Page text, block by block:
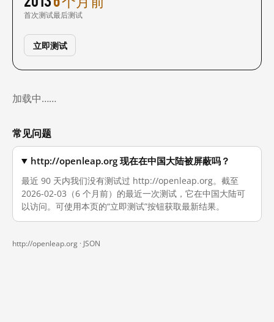
首次测试最后测试
立即测试
加载中……
常见问题
http://openleap.org 现在在中国大陆被屏蔽吗？
最近 90 天内我们没有测试过 http://openleap.org。截至
2026-02-03（6 个月前）的最近一次测试，它在中国大陆可
以访问。可使用本页的“立即测试”按钮获取最新结果。
http://openleap.org · JSON